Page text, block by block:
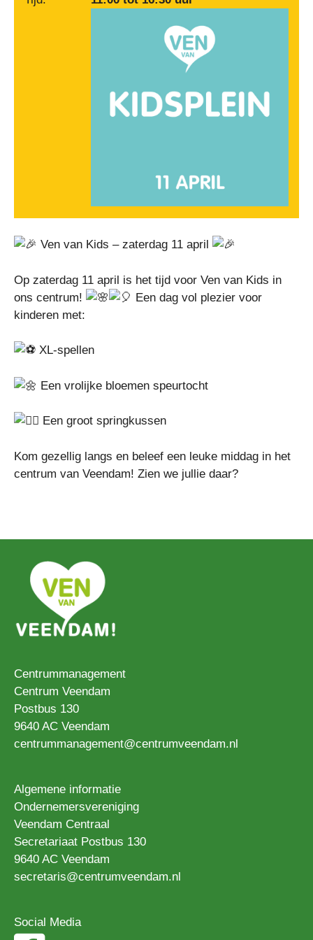
Ven van Kids – zaterdag 11 april
Op zaterdag 11 april is het tijd voor Ven van Kids in
ons centrum!
Een dag vol plezier voor
kinderen met:
XL-spellen
Een vrolijke bloemen speurtocht
Een groot springkussen
Kom gezellig langs en beleef een leuke middag in het
centrum van Veendam! Zien we jullie daar?
Centrummanagement
Centrum Veendam
Postbus 130
9640 AC Veendam
centrummanagement@centrumveendam.nl
Algemene informatie
Ondernemersvereniging
Veendam Centraal
Secretariaat Postbus 130
9640 AC Veendam
secretaris@centrumveendam.nl
Social Media